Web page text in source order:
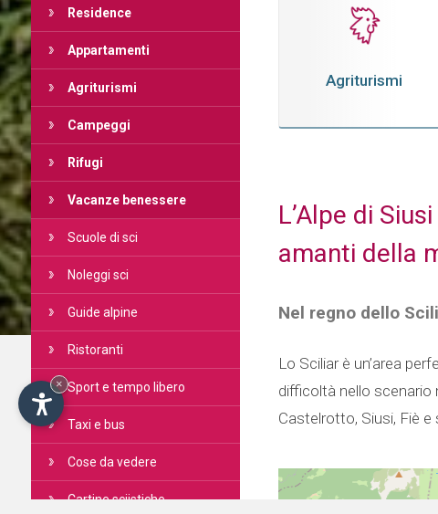
Residence
Appartamenti
Agriturismi
Campeggi
Rifugi
Vacanze benessere
Scuole di sci
Noleggi sci
Guide alpine
Ristoranti
Sport e tempo libero
Taxi e bus
Cose da vedere
Cartine sciistiche
Agriturismi
L’Alpe di
amanti della
Nel regno dello
Lo Sciliar è un’area
difficoltà nello scenario
Castelrotto, Siusi, Fiè e
×